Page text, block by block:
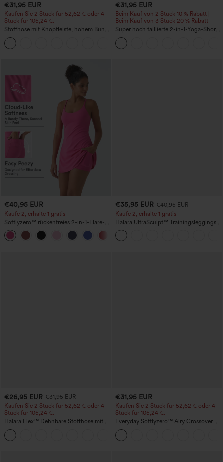
€31,95 EUR
Kaufen Sie 2 Stück für 52,62 € oder 4
Stück für 105,24 €.
Stoffhose mit Knopfleiste, hohem Bund,
mehreren Taschen und geradem Bein
€31,95 EUR
Beim Kauf von 2 Stück 10 % Rabatt |
Beim Kauf von 3 Stück 20 % Rabatt
Super hoch taillierte 2-in-1-Yoga-Shorts
mit Gesäßtasche und Seitentasche-
längere Länge
€40,95 EUR
Kaufe 2, erhalte 1 gratis
Softlyzero™ rückenfreies 2-in-1-Flare-
Trainingskleid – Wannabe – Easy Peezy
€35,95 EUR €40,95 EUR
Kaufe 2, erhalte 1 gratis
Halara UltraSculpt™ Trainingsleggings
mit hohem Bund – raffende Push-up-
Po-Form, Bauchkontrolle, Taschen und
formende Passform
€26,95 EUR €31,95 EUR
Kaufen Sie 2 Stück für 52,62 € oder 4
Stück für 105,24 €.
Halara Flex™ Dehnbare Stoffhose mit
hohem Bund, Waffelmuster,
Seitentaschen und weitem Bein
€31,95 EUR
Kaufen Sie 2 Stück für 52,62 € oder 4
Stück für 105,24 €.
Everyday Softlyzero™ Airy Crossover 2-
in-1-Mini-Tennisrock mit Seitentaschen-
Lucid-UPF50+